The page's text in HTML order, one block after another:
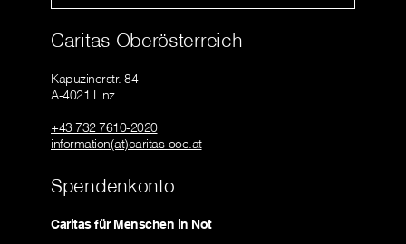
Caritas Oberösterreich
Kapuzinerstr. 84
A-4021 Linz
+43 732 7610-2020
information(at)caritas-ooe.at
Spendenkonto
Caritas für Menschen in Not